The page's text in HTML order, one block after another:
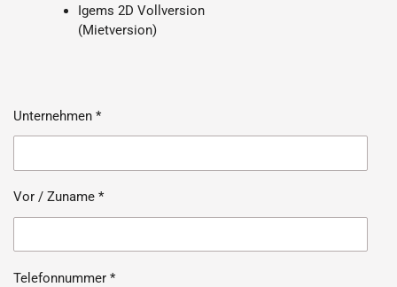
Igems 2D Vollversion
(Mietversion)
Unternehmen *
Vor / Zuname *
Telefonnummer *